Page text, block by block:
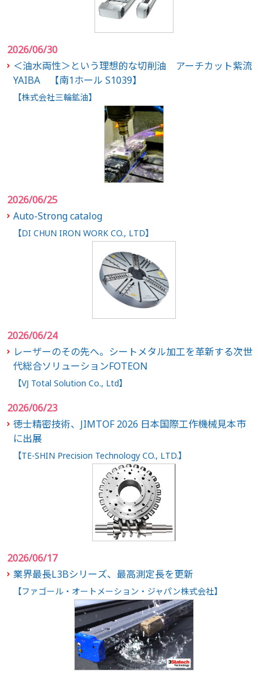
2026/06/30
＜油水両性＞という理想的な切削油 アーチカット紫流
YAIBA 【南1ホール S1039】
【株式会社三輪鉱油】
2026/06/25
Auto-Strong catalog
【DI CHUN IRON WORK CO., LTD】
2026/06/24
レーザーのその先へ。シートメタル加工を革新する次世
代総合ソリューションFOTEON
【VJ Total Solution Co., Ltd】
2026/06/23
徳士精密技術、JIMTOF 2026 日本国際工作機械見本市
に出展
【TE-SHIN Precision Technology CO., LTD.】
2026/06/17
業界最長L3Bシリーズ、最高測定長を更新
【ファゴール・オートメーション・ジャパン株式会社】